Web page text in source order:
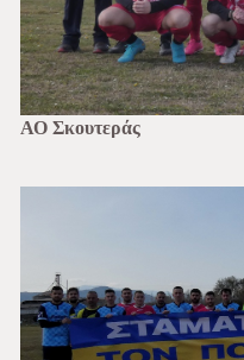
ΑΟ Σκουτεράς